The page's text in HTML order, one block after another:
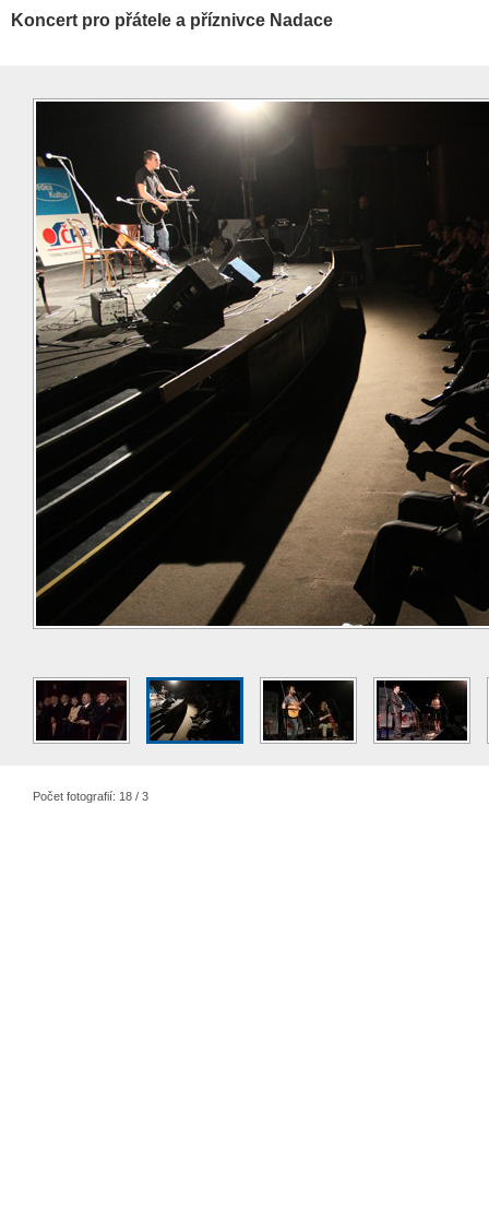
Koncert pro přátele a příznivce Nadace
Počet fotografií: 18 / 3